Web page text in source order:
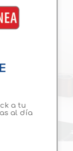
a tu
al día